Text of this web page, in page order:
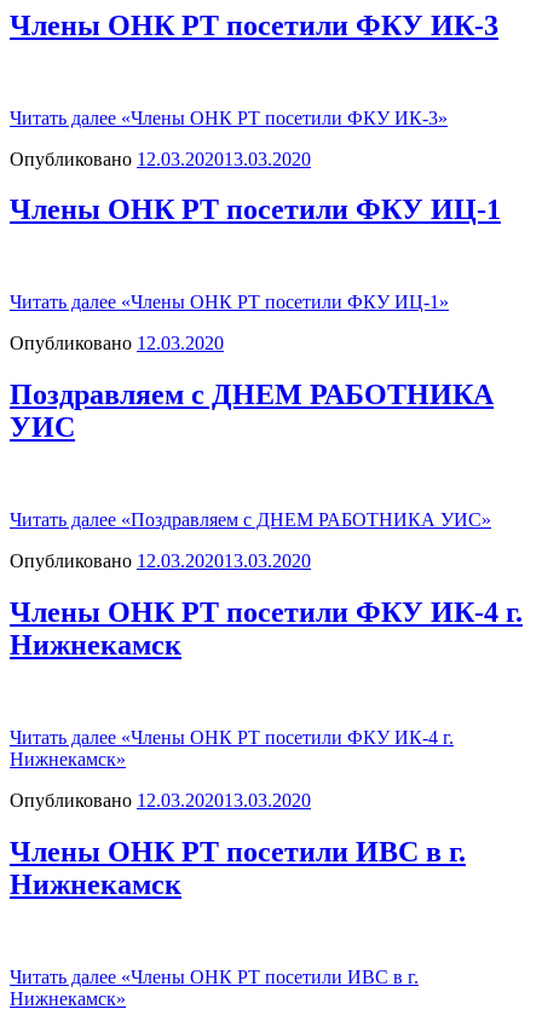
Члены ОНК РТ посетили ФКУ ИК-3
Читать далее «Члены ОНК РТ посетили ФКУ ИК-3»
Опубликовано 12.03.202013.03.2020
Члены ОНК РТ посетили ФКУ ИЦ-1
Читать далее «Члены ОНК РТ посетили ФКУ ИЦ-1»
Опубликовано 12.03.2020
Поздравляем с ДНЕМ РАБОТНИКА
УИС
Читать далее «Поздравляем с ДНЕМ РАБОТНИКА УИС»
Опубликовано 12.03.202013.03.2020
Члены ОНК РТ посетили ФКУ ИК-4 г.
Нижнекамск
Читать далее «Члены ОНК РТ посетили ФКУ ИК-4 г.
Нижнекамск»
Опубликовано 12.03.202013.03.2020
Члены ОНК РТ посетили ИВС в г.
Нижнекамск
Читать далее «Члены ОНК РТ посетили ИВС в г.
Нижнекамск»